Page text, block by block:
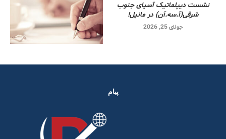
نشست دیپلماتیک آسیای جنوب
شرقی‌(آ.سه.آن) در مانیل!
جولای 25, 2026
پیام